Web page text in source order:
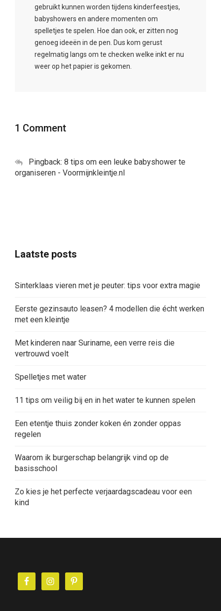
gebruikt kunnen worden tijdens kinderfeestjes,
babyshowers en andere momenten om
spelletjes te spelen. Hoe dan ook, er zitten nog
genoeg ideeën in de pen. Dus kom gerust
regelmatig langs om te checken welke inkt er nu
weer op het papier is gekomen.
1 Comment
Pingback: 8 tips om een leuke babyshower te
organiseren - Voormijnkleintje.nl
Laatste posts
Sinterklaas vieren met je peuter: tips voor extra magie
Eerste gezinsauto leasen? 4 modellen die écht werken
met een kleintje
Met kinderen naar Suriname, een verre reis die
vertrouwd voelt
Spelletjes met water
11 tips om veilig bij en in het water te kunnen spelen
Een etentje thuis zonder koken én zonder oppas
regelen
Waarom ik burgerschap belangrijk vind op de
basisschool
Zo kies je het perfecte verjaardagscadeau voor een
kind